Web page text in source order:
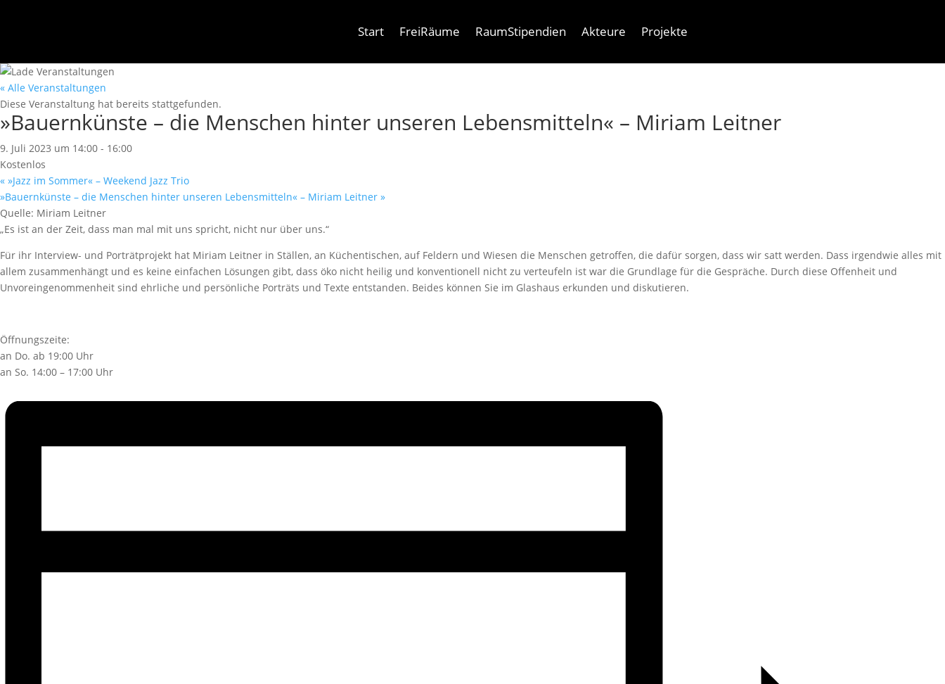
Start FreiRäume RaumStipendien Akteure Projekte
« Alle Veranstaltungen
Diese Veranstaltung hat bereits stattgefunden.
»Bauernkünste – die Menschen hinter unseren Lebensmitteln« – Miriam Leitner
9. Juli 2023 um 14:00 - 16:00
Kostenlos
« »Jazz im Sommer« – Weekend Jazz Trio
»Bauernkünste – die Menschen hinter unseren Lebensmitteln« – Miriam Leitner »
Quelle: Miriam Leitner
„Es ist an der Zeit, dass man mal mit uns spricht, nicht nur über uns.“
Für ihr Interview- und Porträtprojekt hat Miriam Leitner in Ställen, an Küchentischen, auf Feldern und Wiesen die Menschen getroffen, die dafür sorgen, dass wir satt werden. Dass irgendwie alles mit
allem zusammenhängt und es keine einfachen Lösungen gibt, dass öko nicht heilig und konventionell nicht zu verteufeln ist war die Grundlage für die Gespräche. Durch diese Offenheit und
Unvoreingenommenheit sind ehrliche und persönliche Porträts und Texte entstanden. Beides können Sie im Glashaus erkunden und diskutieren.
Öffnungszeite:
an Do. ab 19:00 Uhr
an So. 14:00 – 17:00 Uhr